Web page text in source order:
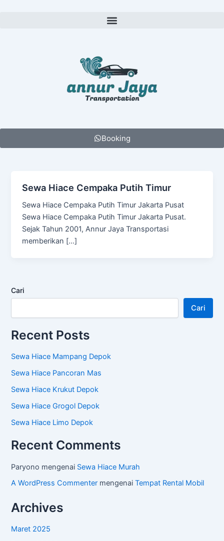
Menu
Booking
Sewa Hiace Cempaka Putih Timur
Sewa Hiace Cempaka Putih Timur Jakarta Pusat
Sewa Hiace Cempaka Putih Timur Jakarta Pusat.
Sejak Tahun 2001, Annur Jaya Transportasi
memberikan […]
Cari
Cari
Recent Posts
Sewa Hiace Mampang Depok
Sewa Hiace Pancoran Mas
Sewa Hiace Krukut Depok
Sewa Hiace Grogol Depok
Sewa Hiace Limo Depok
Recent Comments
Paryono mengenai Sewa Hiace Murah
A WordPress Commenter mengenaiTempat Rental Mobil
Archives
Maret 2025